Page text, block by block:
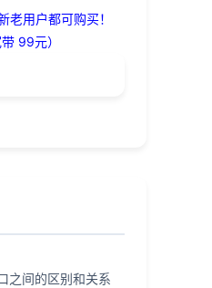
老用户都可购买！
99元）
之间的区别和关系